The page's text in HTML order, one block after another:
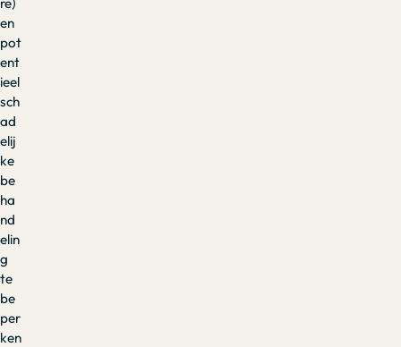
en
pot
ent
ieel
sch
ad
elij
ke
be
ha
nd
elin
g
te
be
per
ken